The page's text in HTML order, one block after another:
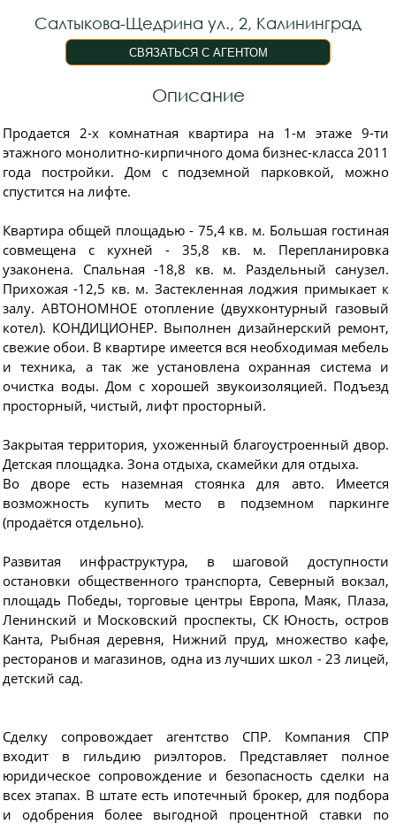
Салтыкова-Щедрина ул., 2, Калининград
Описание
Продается 2-х комнатная квартира на 1-м этаже 9-ти
этажного монолитно-кирпичного дома бизнес-класса 2011
года постройки. Дом с подземной парковкой, можно
спустится на лифте.
Квартира общей площадью - 75,4 кв. м. Бoльшaя гocтиная
совмeщeна с кухней - 35,8 кв. м. Перепланировка
узаконена. Спальная -18,8 кв. м. Раздельный санузел.
Прихожая -12,5 кв. м. Застекленная лоджия примыкает к
залу. АВТОНОМНОЕ отопление (двухконтурный газовый
котел). КОНДИЦИОНЕР. Выполнен дизайнерский ремонт,
свежие обои. В квартире имеется вся необходимая мебель
и техника, а так же установлена охранная система и
очистка воды. Дом с хорошей звукоизоляцией. Подъезд
просторный, чистый, лифт просторный.
Закрытая территория, ухоженный благоустроенный двор.
Детская площадка. Зона отдыха, скамейки для отдыха.
Во дворе есть наземная стоянка для авто. Имеется
возможность купить место в подземном паркинге
(продаётся отдельно).
Развитая инфраструктура, в шаговой доступности
остановки общественного транспорта, Северный вокзал,
площадь Победы, торговые центры Европа, Маяк, Плаза,
Ленинский и Московский проспекты, СК Юность, остров
Канта, Рыбная деревня, Нижний пруд, множество кафе,
ресторанов и магазинов, одна из лучших школ - 23 лицей,
детский сад.
Сделку сопровождает агентство СПР. Компания СПР
входит в гильдию риэлторов. Представляет полное
юридическое сопровождение и безопасность сделки на
всех этапах. В штате есть ипотечный брокер, для подбора
и одобрения более выгодной процентной ставки по